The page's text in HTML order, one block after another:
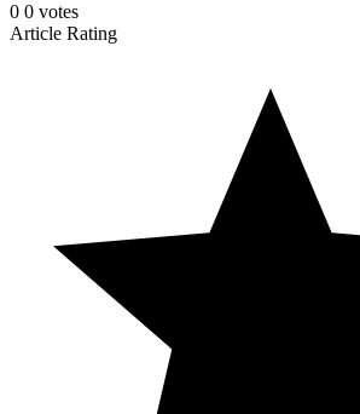
0 0 votes
Article Rating